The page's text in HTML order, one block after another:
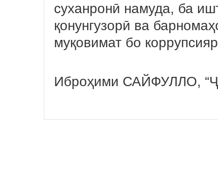
суханронӣ намуда, ба
қонунгузорӣ ва
муқовимат бо
Иброҳими САЙФУЛЛО,